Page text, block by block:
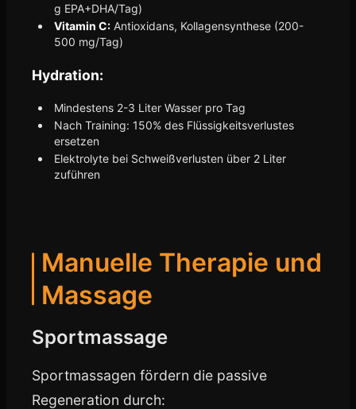
g EPA+DHA/Tag)
Vitamin C: Antioxidans, Kollagensynthese (200-
500 mg/Tag)
Hydration:
Mindestens 2-3 Liter Wasser pro Tag
Nach Training: 150% des Flüssigkeitsverlustes
ersetzen
Elektrolyte bei Schweißverlusten über 2 Liter
zuführen
Manuelle Therapie und
Massage
Sportmassage
Sportmassagen fördern die passive
Regeneration durch: